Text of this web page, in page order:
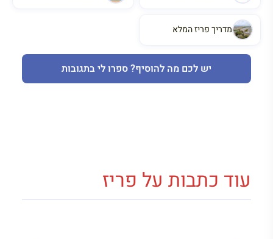
מדריך פריז המלא
יש לכם מה להוסיף? ספרו לי בתגובות
עוד כתבות על פריז